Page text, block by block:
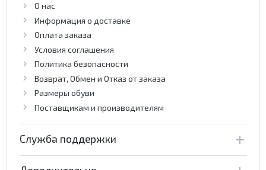
О нас
Информация о доставке
Оплата заказа
Условия соглашения
Политика безопасности
Возврат, Обмен и Отказ от заказа
Размеры обуви
Поставщикам и производителям
Служба поддержки